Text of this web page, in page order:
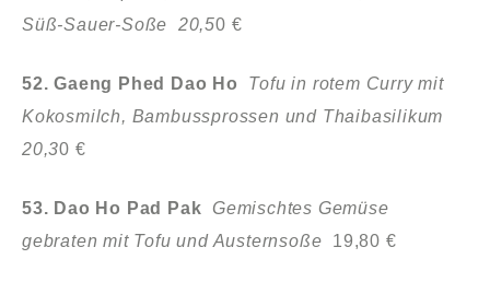
Süß-Sauer-Soße 20,50 €
52. Gaeng Phed Dao Ho Tofu in rotem Curry mit
Kokosmilch, Bambussprossen und Thaibasilikum
20,30 €
53. Dao Ho Pad Pak Gemischtes Gemüse
gebraten mit Tofu und Austernsoße 19,80 €